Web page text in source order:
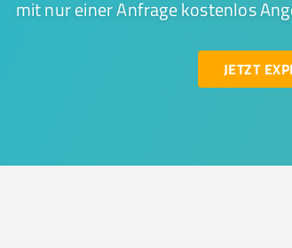
mit nur einer Anfrage kostenlos
JETZT